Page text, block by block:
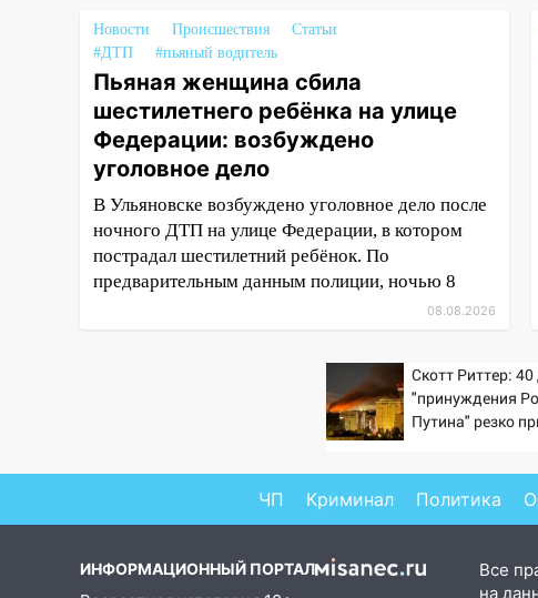
пытаются расчистить ливнёвки,
не дождавшись
коммунальщиков
14:16 Шторм продолжает
ломать город: на улице Любови
Шевцовой рухнул светофор
14:14 Студента из Ульяновска
обманули мошенники под
видом преподавателя
14:12 Куда жаловаться
ульяновцам на упавшее дерево
В Новом городе
ураганным ветром сорвало
В мэрии Ульяновска
рассказали, как устраняют
Новости Происшествия
Статьи
#ДТП
#пьяный водитель
Пьяная женщина сбила
шестилетнего ребёнка на улице
Федерации: возбуждено
уголовное дело
В Ульяновске возбуждено уголовное дело после
ночного ДТП на улице Федерации, в котором
пострадал шестилетний ребёнок. По
предварительным данным полиции, ночью 8
08.08.2026
Скотт Риттер: 40
"принуждения
Путина" резко
ЧП Криминал Политика
ИНФОРМАЦИОННЫЙ ПОРТАЛ
Все
на